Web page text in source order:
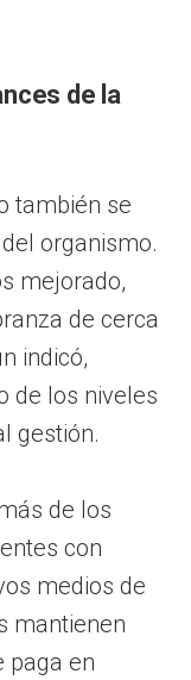
de la
también se
organismo.
mejorado,
de cerca
indicó,
de los niveles
gestión.
de los
con
medios de
mantienen
paga en